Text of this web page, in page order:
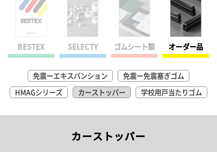
会社概要
採用情報
BESTEX SELECTY ゴムシート類 オーダー品
免震ーエキスパンション
免震ー免震塞ぎゴム
HMAGシリーズ
カーストッパー 学校用戸当たりゴム
カーストッパー
BESTEXカタログ
AZシリーズ
現在最も使用頻度の高いセミエア
●高さ調整機能付き ●接着剤不
PS/RE/HSP/SSPシリーズ
もっともオーソドックスなパーフ
ンスポンジ（ネオプレンスポン
大なる人気のPS/REシリーズと、